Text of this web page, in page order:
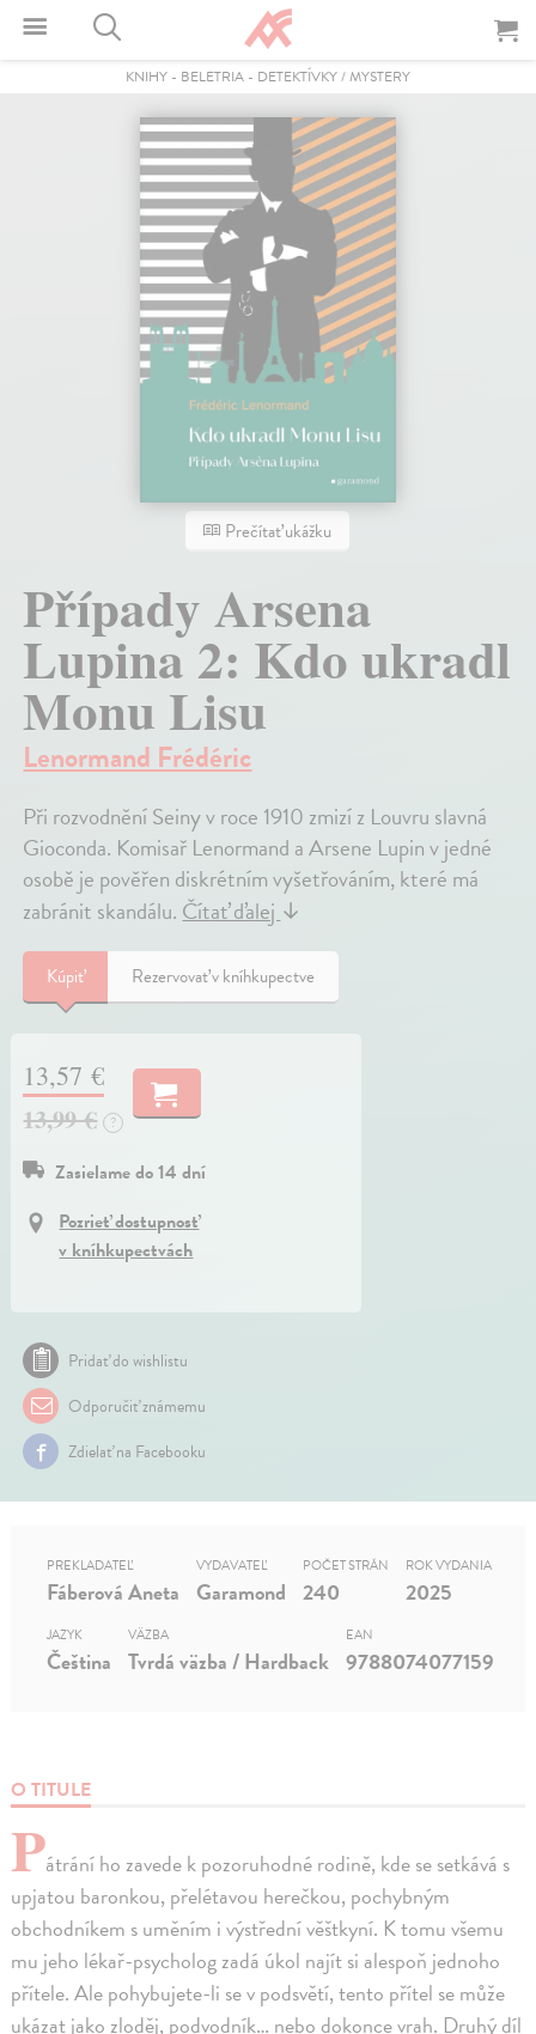
KNIHY - BELETRIA - DETEKTÍVKY / MYSTERY
Prečítať ukážku
Případy Arsena
Lupina 2: Kdo ukradl
Monu Lisu
Lenormand Frédéric
Při rozvodnění Seiny v roce 1910 zmizí z Louvru slavná
Gioconda. Komisař Lenormand a Arsene Lupin v jedné
osobě je pověřen diskrétním vyšetřováním, které má
zabránit skandálu.Čítať ďalej↓
Kúpiť Rezervovať v kníhkupectve
13,57 €
13,99 €
?
Zasielame do 14 dní
Pozrieť dostupnosť
v kníhkupectvách
Pridať do wishlistu
Odporučiť známemu
Zdielať na Facebooku
O TITULE
Pátrání ho zavede k pozoruhodné rodině, kde se setkává s
upjatou baronkou, přelétavou herečkou, pochybným
obchodníkem s uměním i výstřední věštkyní. K tomu všemu
mu jeho lékař-psycholog zadá úkol najít si alespoň jednoho
přítele. Ale pohybujete-li se v podsvětí, tento přítel se může
ukázat jako zloděj, podvodník… nebo dokonce vrah. Druhý díl
PREKLADATEĽ
Fáberová Aneta
VYDAVATEĽ
Garamond
POČET STRÁN
240
ROK VYDANIA
2025
JAZYK
Čeština
VÄZBA
Tvrdá väzba / Hardback
EAN
9788074077159